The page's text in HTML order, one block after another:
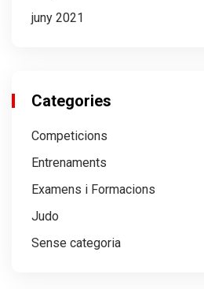
juny 2021
Categories
Competicions
Entrenaments
Examens i Formacions
Judo
Sense categoria